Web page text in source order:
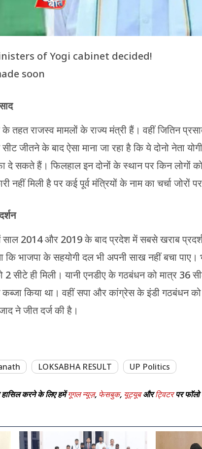
of Yogi cabinet decided!
soon
के तहत राजस्व मामलों के राज्य मंत्री हैं। वहीं जितिन
जीतने के बाद ऐसा माना जा रहा है कि ये दोनो नेता
हैं। फिलहाल इन दोनों के स्थान पर किन लोगों को
मिली है पर कई पूर्व मंत्रियों के नाम का चर्चा जोरों
2014 और 2019 के बाद प्रदेश में सबसे खराब
कि भाजपा के सहयोगी दल भी अपनी साख नहीं बचा पाए।
सीटे ही मिली। यानी एनडीए के गठबंधन को मात्र 36
किया था। वहीं सपा और कांग्रेस के इंडी गठबंधन को
ने जीत दर्ज की है।
LOKSABHA RESULT UP Politics
करने के लिए हमेंगूगल न्यूज़, फेसबुक, यूट्यूबऔरट्विटरपर